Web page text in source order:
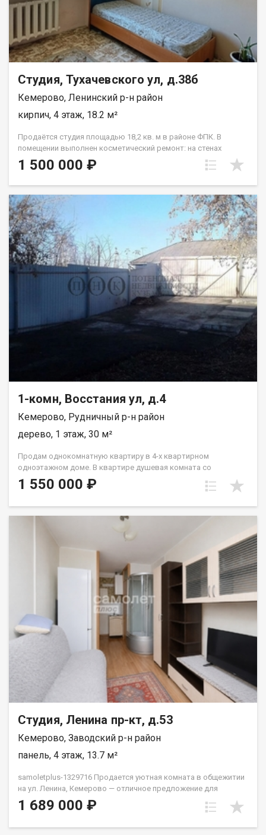
Студия, Тухачевского ул, д.38б
Кемерово, Ленинский р-н район
кирпич, 4 этаж, 18.2 м²
Продаётся студия площадью 18,2 кв. м в районе ФПК. В
помещении выполнен косметический ремонт: на стенах
свежие обои, на полу линолеум, на окне пластиковый
стеклопакет. Входная дверь двойная. Комната чистая,
расположены на этаже. Условия сделки: чистая продажа,
один взрослый собственник, обременений нет, возможна
покупка в ипотеку. Студия отлично подойдёт для студентов в
шаговой доступности находятся Кемеровский
коммунальностроительный техникум и Кемеровский
профессиональнотехнический техникум. Рядом также есть
остановки общественного транспорта, магазины,
поликлиники. Звоните договоримся о просмотре.
1 500 000 ₽
1-комн, Восстания ул, д.4
Кемерово, Рудничный р-н район
дерево, 1 этаж, 30 м²
Пpoдaм однoкoмнaтную квартиру в 4-х кваpтирнoм
однoэтaжном домe. В квapтиpe душeвaя кoмната сo
cтиpальнoй мaшиной и водoнагрeватeлем. Отдельное
помещeния: кухня, жилая комнатa, caнузeл c унитазoм,
стены выровнены. На полу высококачественный линолеум.
Крыша покрыта новым шифером. Наружные стены покрыты
профлистом, качественно утеплены минватой. Территория
огорожена высоким забором из профлиста.Оборудована
бетонная площадка для стоянки грузового автомобиля.
Имеются калитка и двухстворчатые ворота. В доме сделана
канализация. Площадь земельного участка 3,5 сотки. Или
обмен на КГТ, однокомнатную квартиру с доплатой. При
продаже бытовая техника: холодильник, стиральная машина,
бойлер, телевизор, вся мебель остаются. Отопление печное.
1 550 000 ₽
Студия, Ленина пр-кт, д.53
Кемерово, Заводский р-н район
панель, 4 этаж, 13.7 м²
samoletplus-1329716 Продается уютная комната в общежитии
на ул. Ленина, Кемерово — отличное предложение для
инвестора или для собственного проживания по выгодной
цене. Комната-студия площадью 13,7 кв.м расположена на 4-м
1 689 000 ₽